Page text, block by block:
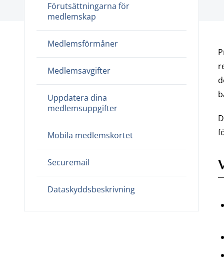
Förutsättningarna för
medlemskap
Medlemsförmåner
Medlemsavgifter
Uppdatera dina
medlemsuppgifter
Mobila medlemskortet
Securemail
Dataskyddsbeskrivning